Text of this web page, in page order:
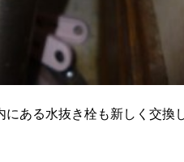
ある水抜き栓も新しく交換